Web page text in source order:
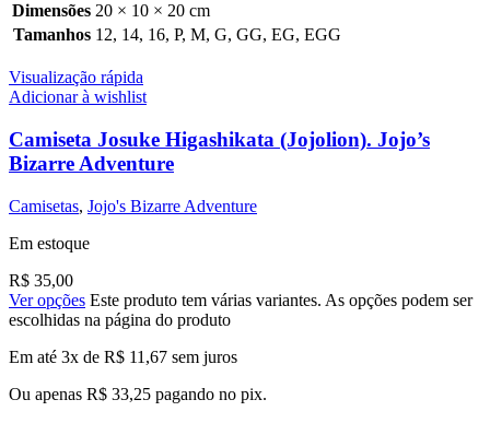
Dimensões 20 × 10 × 20 cm
Tamanhos 12, 14, 16, P, M, G, GG, EG, EGG
Visualização rápida
Adicionar à wishlist
Camiseta Josuke Higashikata (Jojolion). Jojo’s
Bizarre Adventure
Camisetas, Jojo's Bizarre Adventure
Em estoque
R$ 35,00
Ver opções Este produto tem várias variantes. As opções podem ser
escolhidas na página do produto
Em até 3x de R$ 11,67 sem juros
Ou apenas R$ 33,25 pagando no pix.